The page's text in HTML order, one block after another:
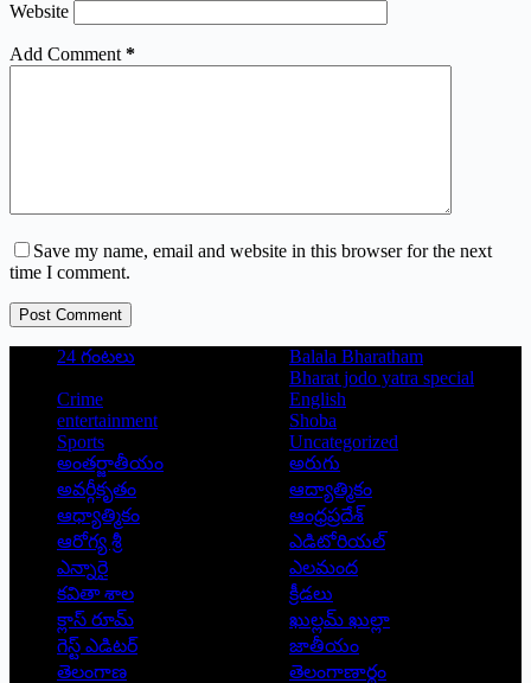
Website
Add Comment *
Save my name, email and website in this browser for the next
time I comment.
Post Comment
24 గంటలు
Balala Bharatham
Bharat jodo yatra special
Crime
English
entertainment
Shoba
Sports
Uncategorized
అంతర్జాతీయం
అరుగు
అవర్గీకృతం
ఆద్యాత్మికం
ఆధ్యాత్మికం
ఆంధ్రప్రదేశ్
ఆరోగ్య శ్రీ
ఎడిటోరియల్
ఎన్నారై
ఎలమంద
కవితా శాల
క్రీడలు
క్లాస్ రూమ్
ఖుల్లమ్ ఖుల్లా
గెస్ట్ ఎడిటర్
జాతీయం
తెలంగాణ
తెలంగాణార్థం